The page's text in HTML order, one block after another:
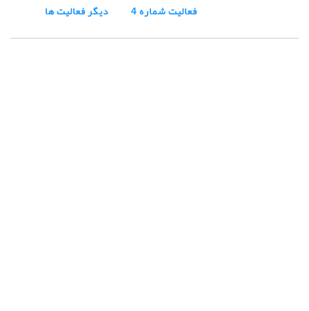
فعالیت شماره 4 دیگر فعالیت ها